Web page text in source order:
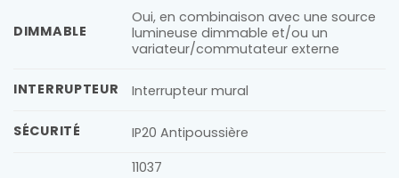
DIMMABLE
Oui, en combinaison avec une source
lumineuse dimmable et/ou un
variateur/commutateur externe
INTERRUPTEUR Interrupteur mural
SÉCURITÉ
IP20 Antipoussière
11037